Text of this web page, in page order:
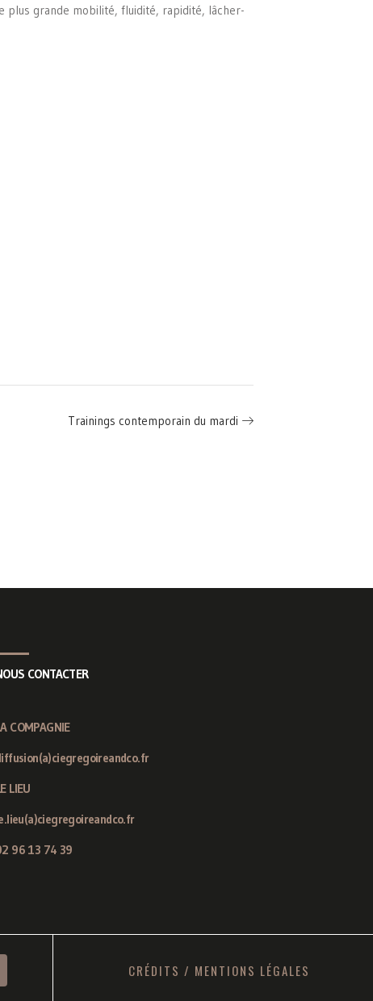
plus grande mobilité, fluidité, rapidité, lâcher-
Trainings contemporain du mardi
CONTACTER
COMPAGNIE
LIEU
96 13 74 39
CRÉDITS / MENTIONS LÉGALES